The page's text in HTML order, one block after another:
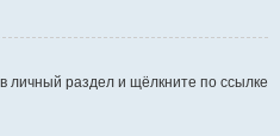
личный раздел и щёлкните по ссылке